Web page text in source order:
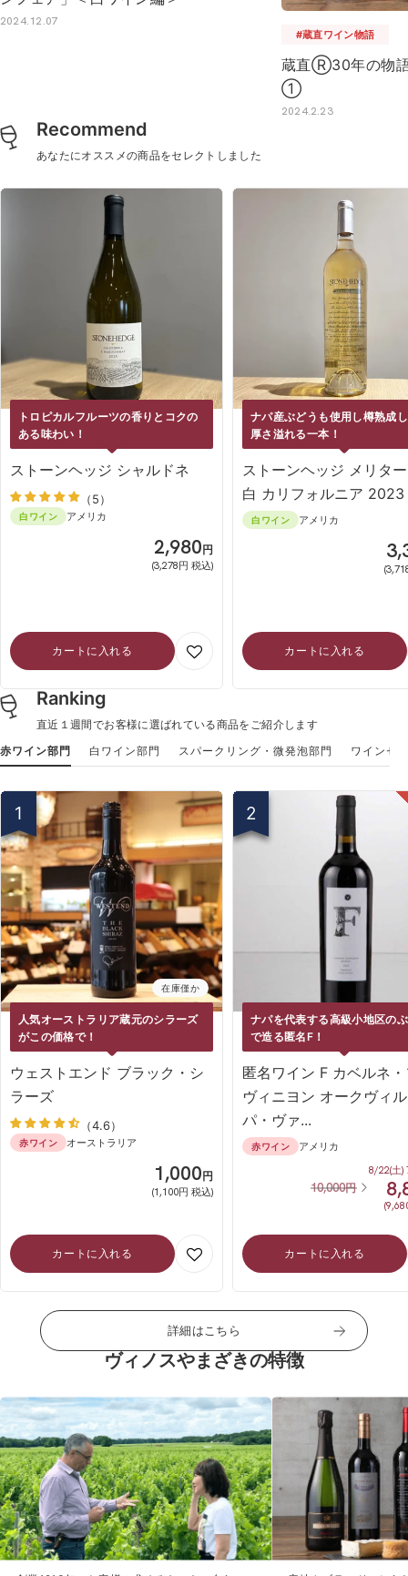
2024.12.07
#蔵直ワイン物語
蔵直Ⓡ30年の物
①
2024.2.23
Recommend
あなたにオススメの商品をセレクトしました
トロピカルフルーツの香りとコクの
ある味わい！
ストーンヘッジ シャルドネ
白ワイン アメリカ
（5）
SALE
2,980円
(3,278円 税込)
カートに入れる
ナパ産ぶどうも使用し樽熟成
厚さ溢れる一本！
ストーンヘッジ メリタ
白 カリフォルニア 2023
白ワイン アメリカ
カートに入れる
Ranking
直近１週間でお客様に選ばれている商品をご紹介します
赤ワイン部門
白ワイン部門 スパークリング・微発泡部門 ワインセ
在庫僅か
人気オーストラリア蔵元のシラーズ
がこの価格で！
ウェストエンド ブラック・シ
ラーズ
赤ワイン オーストラリア
（4.6）
SALE
1,000円
(1,100円 税込)
カートに入れる
ナパを代表する高級小地区の
で造る匿名F！
匿名ワイン F カベルネ
ヴィニヨン オークヴィ
パ・ヴァ...
赤ワイン アメリカ
通
10,000円
8/22(土)
カートに入れる
詳細はこちら
ヴィノスやまざきの特徴